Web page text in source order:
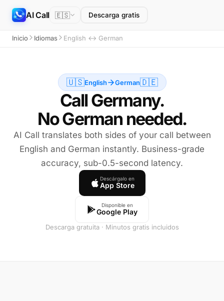
AI Call 🇪🇸 Descarga gratis
Inicio Idiomas English ↔ German
🇺🇸English German🇩🇪
Call Germany.
No German needed.
AI Call translates both sides of your call between
English and German instantly. Business-grade
accuracy, sub-0.5-second latency.
Descárgalo en
App Store
Disponible en
Google Play
Descarga gratuita · Minutos gratis incluidos